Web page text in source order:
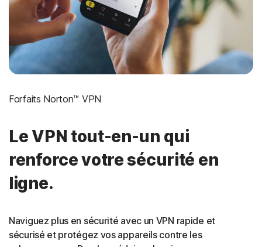
Forfaits Norton™ VPN
Le VPN tout-en-un qui
renforce votre sécurité en
ligne.
Naviguez plus en sécurité avec un VPN rapide et
sécurisé et protégez vos appareils contre les